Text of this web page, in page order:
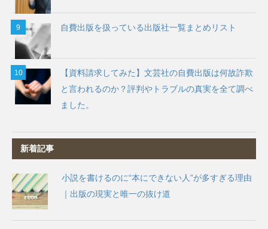
自費出版を扱っている出版社一覧まとめリスト
【資料請求してみた】文芸社の自費出版は何故詐欺
と言われるのか？評判やトラブルの真実を全て調べ
ました。
新着記事
小説を書けるのに“本にできない人”が多すぎる理由
｜出版の現実と唯一の抜け道